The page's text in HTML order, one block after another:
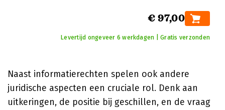
€ 97,00
Levertijd ongeveer 6 werkdagen | Gratis verzonden
Naast informatierechten spelen ook andere
juridische aspecten een cruciale rol. Denk aan
uitkeringen, de positie bij geschillen, en de vraag